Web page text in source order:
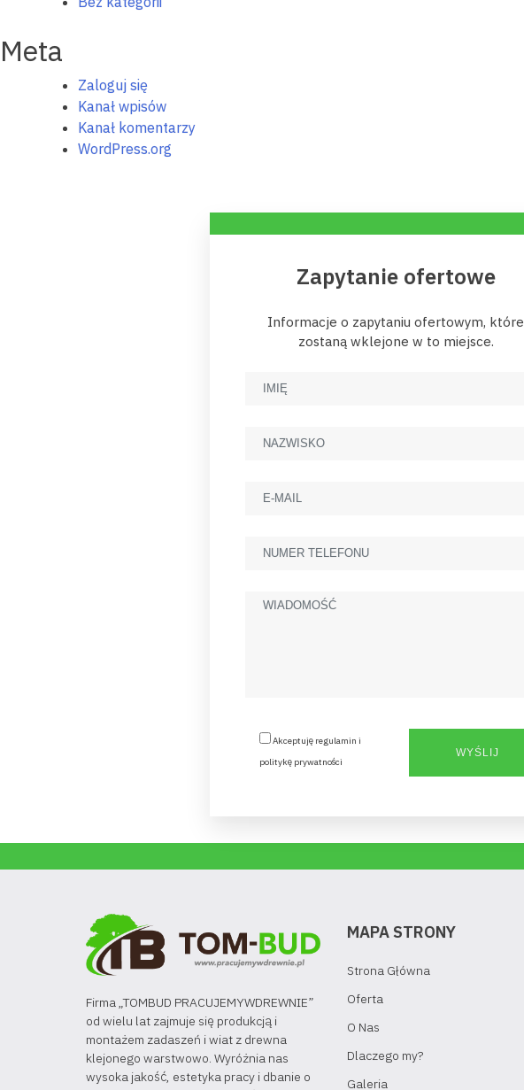
Meta
Zaloguj się
Kanał wpisów
Kanał komentarzy
WordPress.org
Zapytanie ofertowe
Informacje o zapytaniu ofertowym, które
zostaną wklejone w to miejsce.
Akceptuję regulamin i
politykę prywatności
Firma „TOMBUD PRACUJEMYWDREWNIE”
od wielu lat zajmuje się produkcją i
montażem zadaszeń i wiat z drewna
klejonego warstwowo. Wyróżnia nas
wysoka jakość, estetyka pracy i dbanie o
MAPA STRONY
Strona Główna
Oferta
O Nas
Dlaczego my?
Galeria